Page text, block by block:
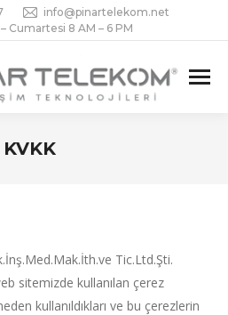
info@pinartelekom.net
– Cumartesi 8 AM – 6 PM
KVKK
Tic.Ltd.Şti.
sitemizde kullanılan çerez
kullanıldıkları ve bu çerezlerin